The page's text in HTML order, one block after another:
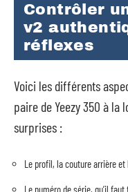
Contrôler
v2
réflexes
Voici les différents
paire de Yeezy 350 à la
surprises :
Le profil, la couture arrière
Le numéro de série, qu’il